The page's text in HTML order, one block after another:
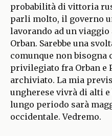
probabilità di vittoria
parli molto, il governo
lavorando ad un
Orban. Sarebbe una
comunque non
privilegiato fra Orban e
archiviato. La mia
ungherese vivrà di alti
lungo periodo sarà
occidentale. Vedremo.